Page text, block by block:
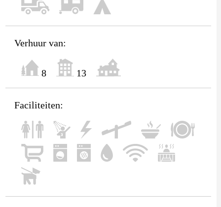
Verhuur van:
8 13
Faciliteiten: